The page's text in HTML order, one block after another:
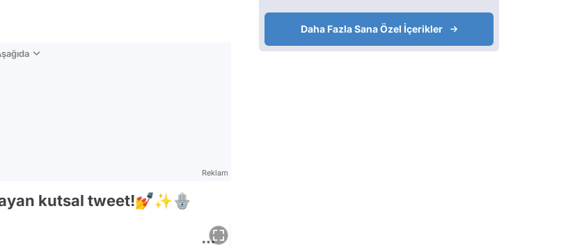
Reklam
kutsal tweet!💅✨🪬
Daha Fazla Sana Özel İçerikler